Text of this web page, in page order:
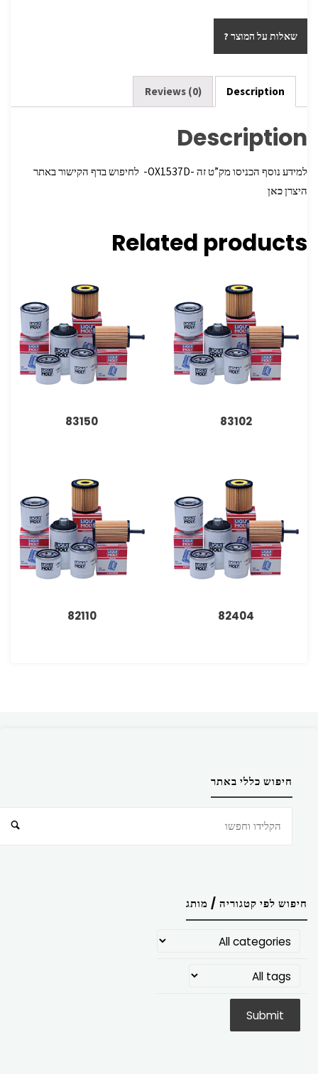
b
o
o
k
tt
er
ar
e
שאלות על המוצר ?
Description
Reviews (0)
Description
למידע נוסף הכניסו מק”ט זה -OX1537D- לחיפוש בדף הקישור באתר
היצרןכאן
Related products
83102
83150
82404
82110
חיפוש כללי באתר
חיפוש לפי קטגוריה / מותג